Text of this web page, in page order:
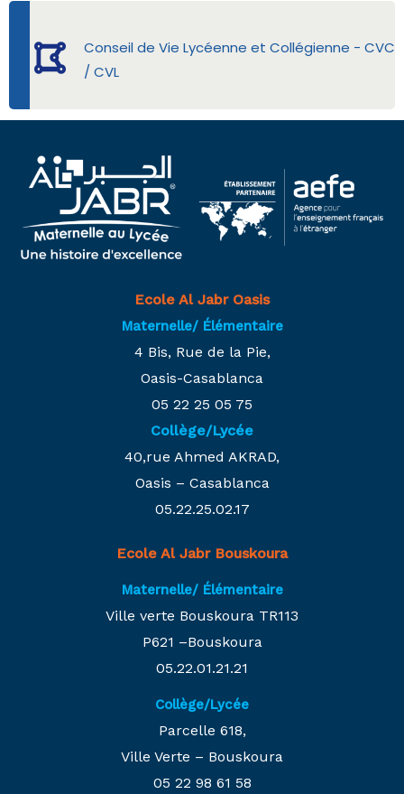
Conseil de Vie Lycéenne et Collégienne - CVC
/ CVL
Ecole Al Jabr Oasis
Maternelle/ Élémentaire
4 Bis, Rue de la Pie,
Oasis-Casablanca
05 22 25 05 75
Collège/Lycée
40,rue Ahmed AKRAD,
Oasis – Casablanca
05.22.25.02.17
Ecole Al Jabr Bouskoura
Maternelle/ Élémentaire
Ville verte Bouskoura TR113
P621 –Bouskoura
05.22.01.21.21
Collège/Lycée
Parcelle 618,
Ville Verte – Bouskoura
05 22 98 61 58